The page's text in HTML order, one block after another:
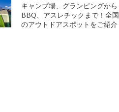
キャンプ場、グランピングから
BBQ、アスレチックまで！全国
のアウトドアスポットをご紹介